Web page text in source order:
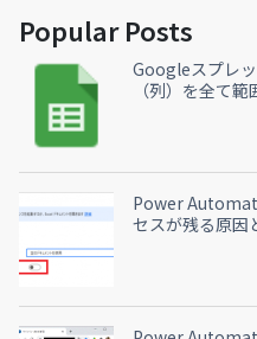
Popular Posts
Googleスプレ
（列）を全て
Power
セスが残る原因